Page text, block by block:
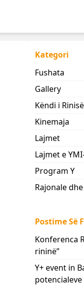
Kategori
Fushata
Gallery
Këndi i Rinisë
Kinemaja
Lajmet
Lajmet e
Program Y
Rajonale
Postime Së
Konferenca
rininë”
Y+ event in